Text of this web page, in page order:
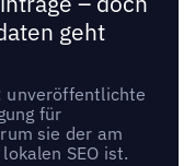
geht
unveröffentlichte
für
sie der am
SEO ist.